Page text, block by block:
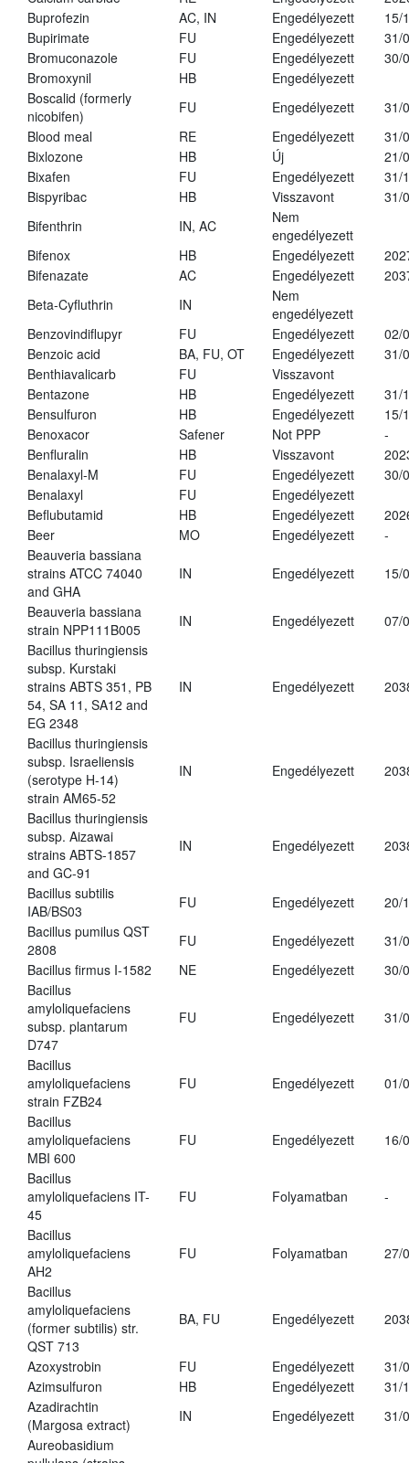
Buprofezin
AC, IN Engedélyezett
15/
Bupirimate
FU Engedélyezett
31/
Bromuconazole
FU Engedélyezett
30/
Bromoxynil
HB
Engedélyezett
Boscalid (formerly
nicobifen)
FU Engedélyezett
31/
Blood meal
RE Engedélyezett
31/
Bixlozone
HB Új
21/
Bixafen
FU Engedélyezett
31/
Bispyribac
HB Visszavont
31/
Bifenthrin
IN, AC
Nem
engedélyezett
Bifenox
HB Engedélyezett
Bifenazate
AC Engedélyezett
Beta-Cyfluthrin
IN
Nem
engedélyezett
Benzovindiflupyr
FU Engedélyezett
02/
Benzoic acid
BA, FU, OT Engedélyezett
31/
Benthiavalicarb
FU
Visszavont
Bentazone
HB Engedélyezett
31/
Bensulfuron
HB Engedélyezett
15/
Benoxacor
Safener Not PPP
-
Benfluralin
HB Visszavont
Benalaxyl-M
FU Engedélyezett
30/
Benalaxyl
FU
Engedélyezett
Beflubutamid
HB Engedélyezett
Beer
MO Engedélyezett
-
Beauveria bassiana
strains ATCC 74040
and GHA
IN Engedélyezett 15/
Beauveria bassiana
strain NPP111B005
IN Engedélyezett
07/
Bacillus thuringiensis
subsp. Kurstaki
strains ABTS 351, PB
54, SA 11, SA12 and
EG 2348
IN Engedélyezett
Bacillus thuringiensis
subsp. Israeliensis
(serotype H-14)
strain AM65-52
IN Engedélyezett
Bacillus thuringiensis
subsp. Aizawai
strains ABTS-1857
and GC-91
IN Engedélyezett
Bacillus subtilis
IAB/BS03
FU Engedélyezett
20/
Bacillus pumilus QST
2808
FU Engedélyezett
31/
Bacillus firmus I-1582
NE Engedélyezett
30/
Bacillus
amyloliquefaciens
subsp. plantarum
D747
FU Engedélyezett 31/
Bacillus
amyloliquefaciens
strain FZB24
FU Engedélyezett 01/
Bacillus
amyloliquefaciens
MBI 600
FU Engedélyezett 16/
Bacillus
amyloliquefaciens IT-
45
FU Folyamatban -
Bacillus
amyloliquefaciens
AH2
FU Folyamatban 27/
Bacillus
amyloliquefaciens
(former subtilis) str.
QST 713
BA, FU Engedélyezett
Azoxystrobin FU Engedélyezett
31/
Azimsulfuron
HB Engedélyezett
31/
Azadirachtin
(Margosa extract)
IN Engedélyezett
31/
Aureobasidium